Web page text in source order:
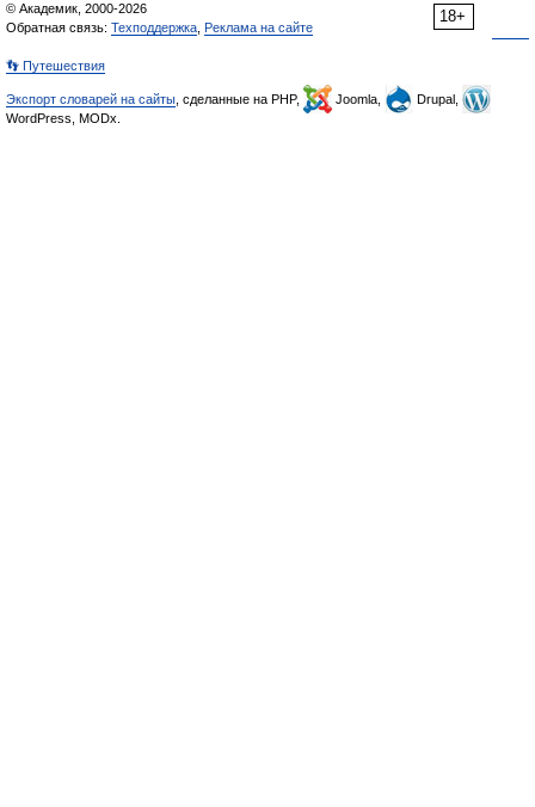
18+
© Академик, 2000-2026
Обратная связь: Техподдержка Реклама на сайте
👣 Путешествия
Экспорт словарей на сайты , сделанные на PHP, Joomla,
Drupal,
WordPress, MODx.